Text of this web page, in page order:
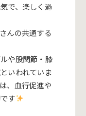
で、楽しく過
んの共通する
や股関節・膝
いわれていま
、
血行促進や
す